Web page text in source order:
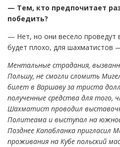
— Тем, кто предпочитает
победить?
— Нет, но они весело проведут
будет плохо, для шахматистов
Ментальные страдания,
Польшу, не смогли сломить
билет в Варшаву за триста
полученные средства для того,
Шахматист проводил
Политеама и выступал на
Позднее Капабланка пригласил
проживания на Кубе польский